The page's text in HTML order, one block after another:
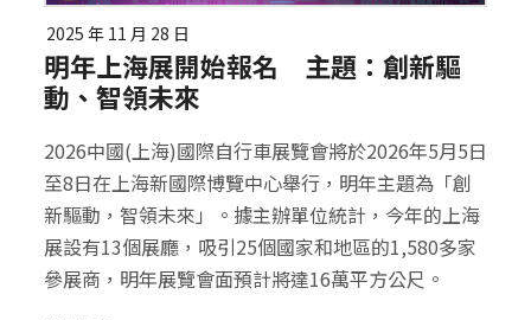
2025 年 11 月 28 日
明年上海展開始報名 主題：創新驅
動、智領未來
2026中國(上海)國際自行車展覽會將於2026年5月5日
至8日在上海新國際博覽中心舉行，明年主題為「創
新驅動，智領未來」。據主辦單位統計，今年的上海
展設有13個展廳，吸引25個國家和地區的1,580多家
參展商，明年展覽會面預計將達16萬平方公尺。